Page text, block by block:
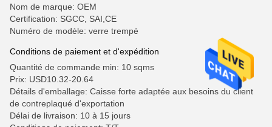
Nom de marque: OEM
Certification: SGCC, SAI,CE
Numéro de modèle: verre trempé
Conditions de paiement et d'expédition
Quantité de commande min: 10 sqms
Prix: USD10.32-20.64
Détails d'emballage: Caisse forte adaptée aux besoins du client
de contreplaqué d'exportation
Délai de livraison: 10 à 15 jours